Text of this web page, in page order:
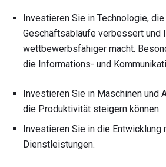
Investieren Sie in Technologie,
Geschäftsabläufe verbessert und
wettbewerbsfähiger macht.
die Informations- und
Investieren Sie in Maschinen und
die Produktivität steigern können.
Investieren Sie in die Entwicklung
Dienstleistungen.